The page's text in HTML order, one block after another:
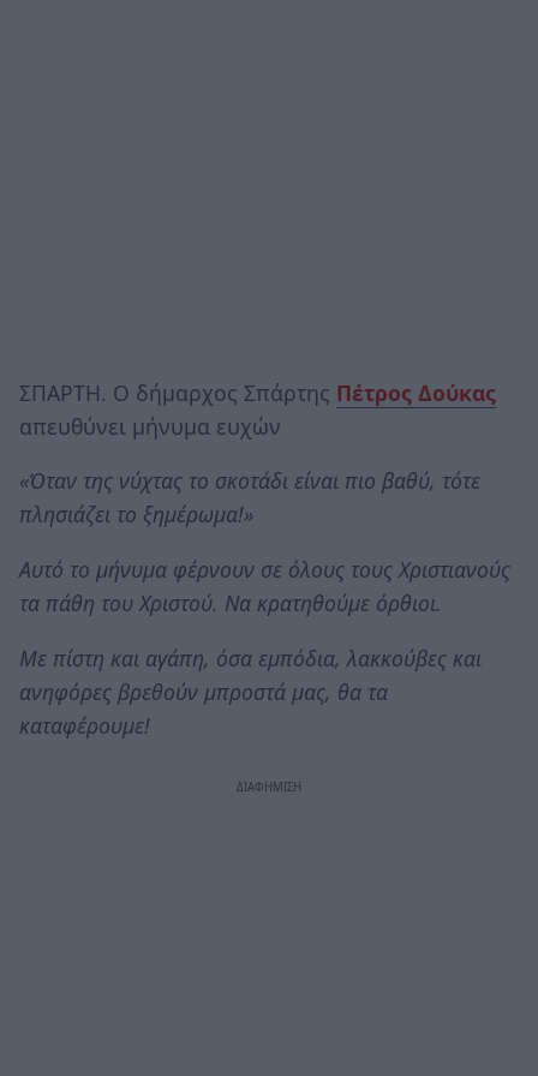
ΣΠΑΡΤΗ. Ο δήμαρχος Σπάρτης Πέτρος Δούκας
απευθύνει μήνυμα ευχών
«Όταν της νύχτας το σκοτάδι είναι πιο βαθύ, τότε
πλησιάζει το ξημέρωμα!»
Αυτό το μήνυμα φέρνουν σε όλους τους Χριστιανούς
τα πάθη του Χριστού. Να κρατηθούμε όρθιοι.
Με πίστη και αγάπη, όσα εμπόδια, λακκούβες και
ανηφόρες βρεθούν μπροστά μας, θα τα
καταφέρουμε!